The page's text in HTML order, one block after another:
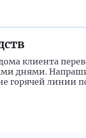
клиента
днями.
горячей линии